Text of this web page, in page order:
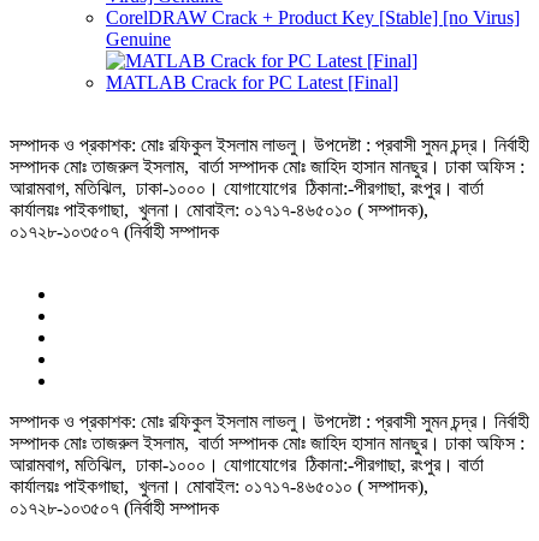
CorelDRAW Crack + Product Key [Stable] [no Virus]
Genuine
MATLAB Crack for PC Latest [Final]
সম্পাদক ও প্রকাশক: মোঃ রফিকুল ইসলাম লাভলু। উপদেষ্টা : প্রবাসী সুমন চন্দ্র। নির্বাহী
সম্পাদক মোঃ তাজরুল‌‌ ইসলাম, বার্তা সম্পাদক মোঃ জাহিদ হাসান মানছুর। ঢাকা অফিস :
আরামবাগ, মতিঝিল, ঢাকা-১০০০। যোগাযোগের ঠিকানা:-পীরগাছা‌, রংপুর। বার্তা
কার্যালয়ঃ পাইকগাছা, খুলনা। মোবাইল: ০১৭১৭-৪৬৫০১০ ( সম্পাদক),
০১৭২৮-১০৩৫০৭ (নির্বাহী সম্পাদক
সম্পাদক ও প্রকাশক: মোঃ রফিকুল ইসলাম লাভলু। উপদেষ্টা : প্রবাসী সুমন চন্দ্র। নির্বাহী
সম্পাদক মোঃ তাজরুল‌‌ ইসলাম, বার্তা সম্পাদক মোঃ জাহিদ হাসান মানছুর। ঢাকা অফিস :
আরামবাগ, মতিঝিল, ঢাকা-১০০০। যোগাযোগের ঠিকানা:-পীরগাছা‌, রংপুর। বার্তা
কার্যালয়ঃ পাইকগাছা, খুলনা। মোবাইল: ০১৭১৭-৪৬৫০১০ ( সম্পাদক),
০১৭২৮-১০৩৫০৭ (নির্বাহী সম্পাদক